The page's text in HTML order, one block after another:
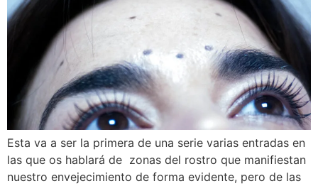
Esta va a ser la primera de una serie varias entradas en
las que os hablará de zonas del rostro que manifiestan
nuestro envejecimiento de forma evidente, pero de las